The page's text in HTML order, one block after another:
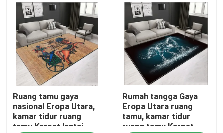
Tentang kami
Tur Pabrik
Kontrol kualitas
Permintaan Penawaran
Ruang tamu gaya
nasional Eropa Utara,
kamar tidur ruang
tamu Karpet lantai
Rumah tangga Gaya
Eropa Utara ruang
tamu, kamar tidur
ruang tamu Karpet